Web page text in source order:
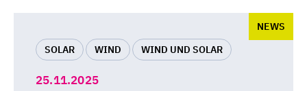
SOLAR WIND WIND UND SOLAR
NEWS
25.11.2025